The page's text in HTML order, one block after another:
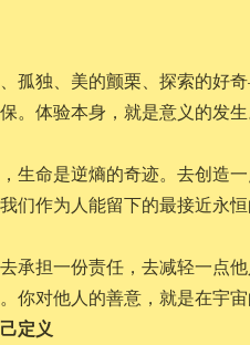
孤独、美的颤栗、探索的好
。体验本身，就是意义的发生
生命是逆熵的奇迹。去创造
们作为人能留下的最接近永恒
承担一份责任，去减轻一点
你对他人的善意，就是在宇宙
定义